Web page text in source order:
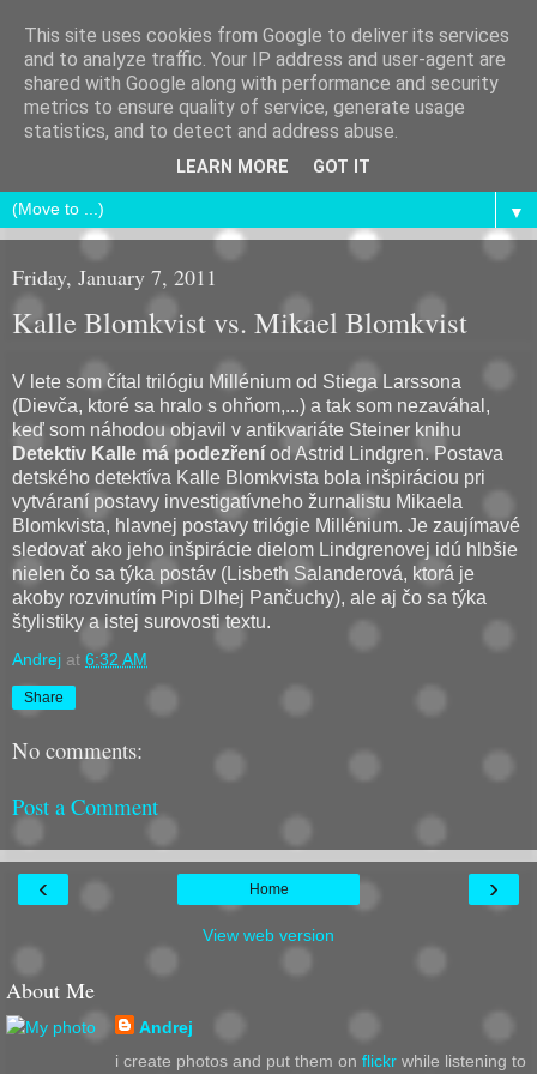
Andrej Chudý
If you were in my game I would give you an eighteen
▼
Friday, January 7, 2011
Kalle Blomkvist vs. Mikael Blomkvist
V lete som čítal trilógiu Millénium od Stiega Larssona
(Dievča, ktoré sa hralo s ohňom,...) a tak som nezaváhal,
keď som náhodou objavil v antikvariáte Steiner knihu
Detektiv Kalle má podezření od Astrid Lindgren. Postava
detského detektíva Kalle Blomkvista bola inšpiráciou pri
vytváraní postavy investigatívneho žurnalistu Mikaela
Blomkvista, hlavnej postavy trilógie Millénium. Je zaujímavé
sledovať ako jeho inšpirácie dielom Lindgrenovej idú hlbšie
nielen čo sa týka postáv (Lisbeth Salanderová, ktorá je
akoby rozvinutím Pipi Dlhej Pančuchy), ale aj čo sa týka
štylistiky a istej surovosti textu.
Andrej at 6:32 AM
Share
No comments:
Post a Comment
‹ ›
Home
View web version
About Me
Andrej
i create photos and put them on flickrwhile listening to
This site uses cookies from Google to deliver its services
and to analyze traffic. Your IP address and user-agent are
shared with Google along with performance and security
metrics to ensure quality of service, generate usage
statistics, and to detect and address abuse.
LEARN MORE GOT IT